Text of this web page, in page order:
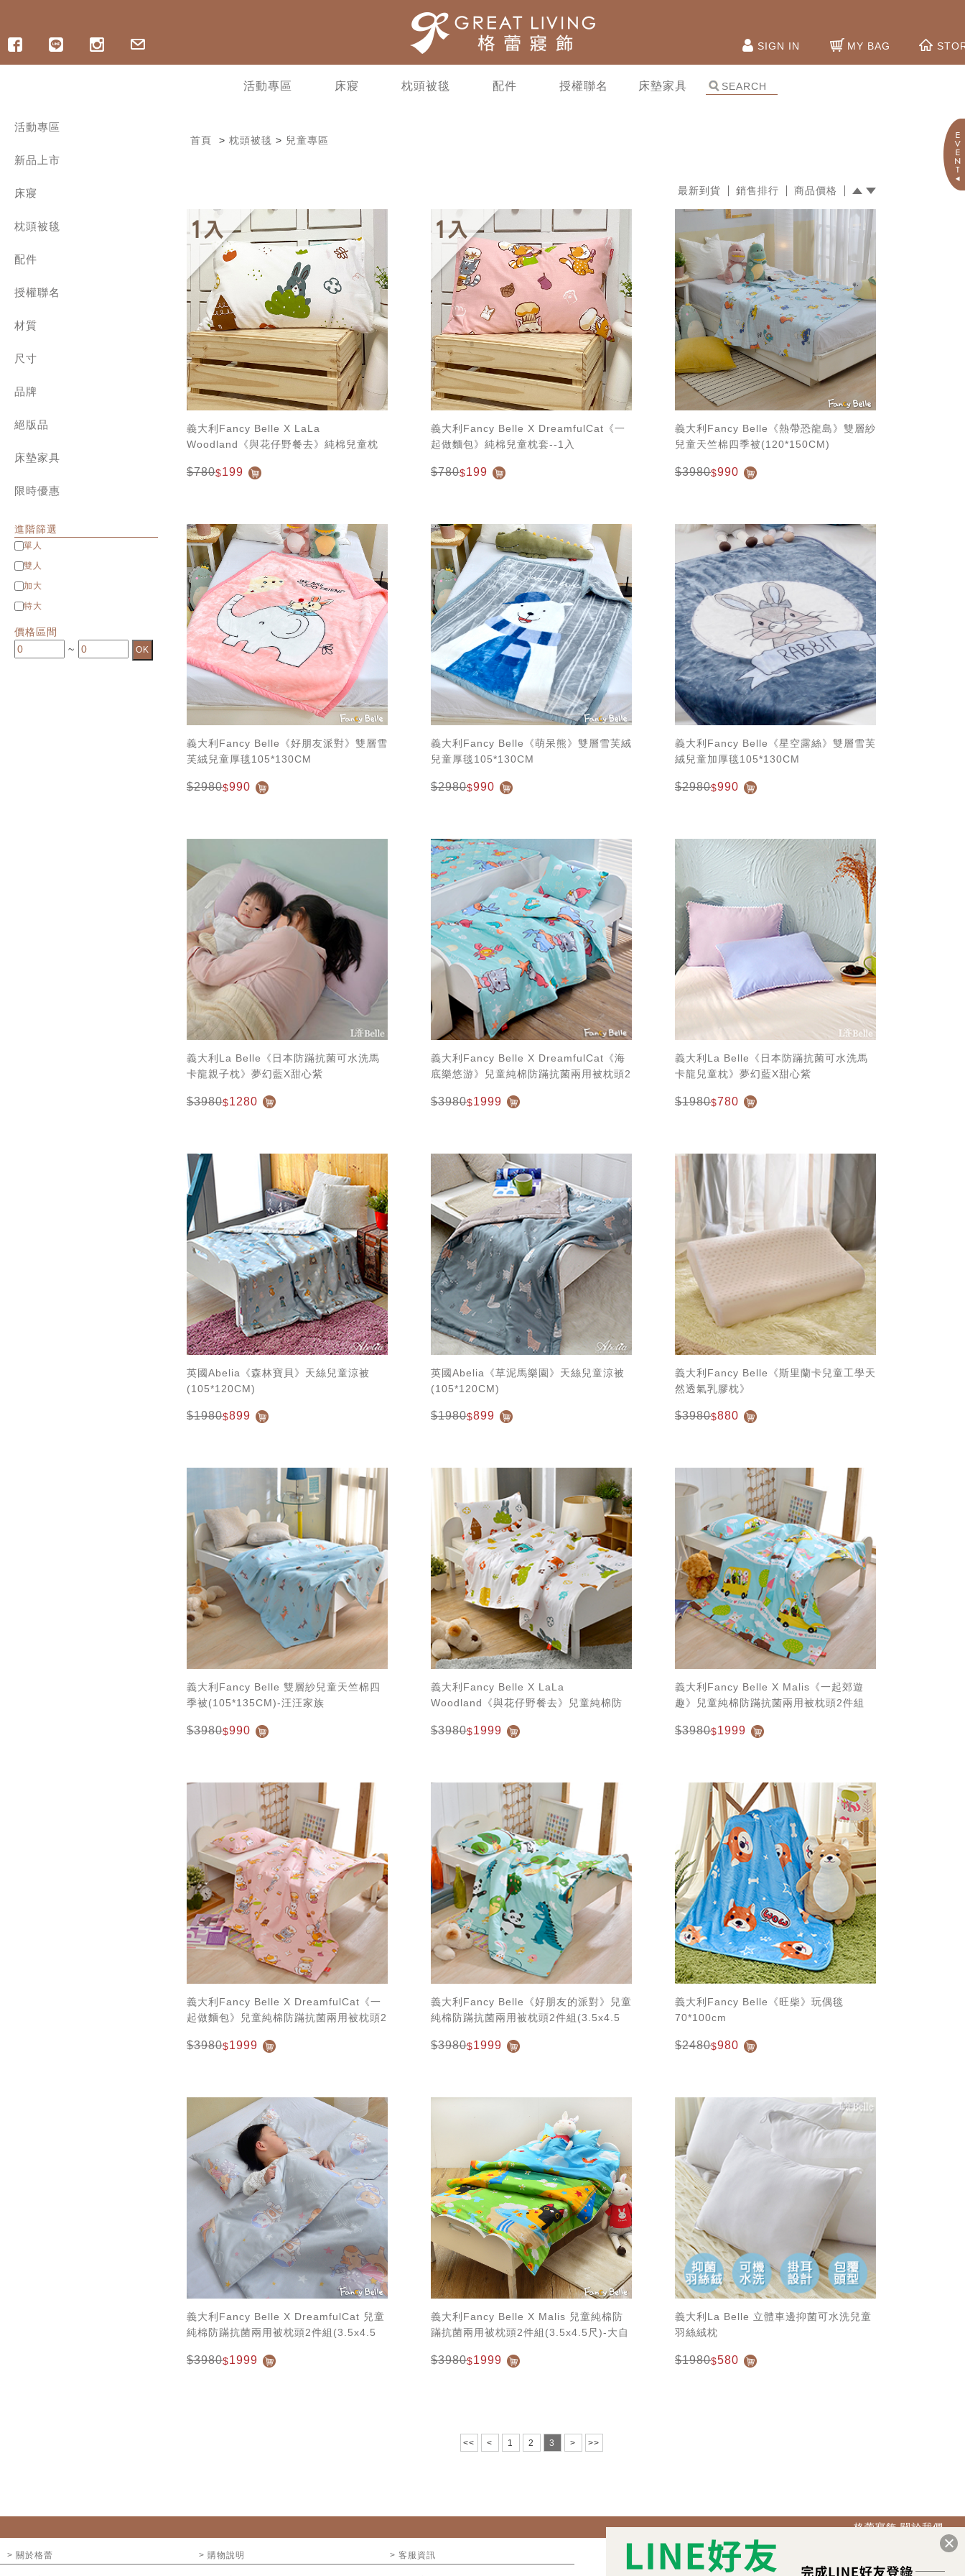
活動專區 床寢 枕頭被毯 配件 授權聯名 床墊家具
SIGN IN MY BAG
活動專區
寵爸好眠祭 | 純棉床組88折
︙軟式硅藻土地墊最低78折
︙指定涼感商品6折起，任2件折400
新品上市
床寢
300織精梳棉 | 雙層紗薄被套床組
涼感/海島棉床包枕套組
1000織匹馬棉 | 兩用被床包組
800織天絲 | 兩用被床包組
1000織天絲 | 兩用被床包組
純棉 | 簡約素色
雪雕 | 兩用被床包組
枕頭被毯
舒爽涼被
保暖冬被
兒童專區
配件
家飾配件
授權聯名
角落生物、拉拉熊
設計師系列
材質
長絨棉 ✿ Long staple cotton
水洗棉 ✿ Washed cotton
天絲 ✿ Tencel
雪芙絨 ✿ Flannel
立體雕花雪雕 ✿ 3D Flannel
尺寸
單人 Single
加大 Queen
特大包雙人被
品牌
義大利 Fancy Belle
英國 Abelia
絕版品
床墊家具
限時優惠
進階篩選
單人
雙人
加大
特大
價格區間
~
首頁 > 枕頭被毯 > 兒童專區
最新到貨 銷售排行 商品價格
義大利Fancy Belle X LaLa
Woodland《與花仔野餐去》純棉兒童枕
$780$199
義大利Fancy Belle X DreamfulCat《一
起做麵包》純棉兒童枕套--1入
$780$199
義大利Fancy Belle《熱帶恐龍島》雙層紗
兒童天竺棉四季被(120*150CM)
$3980$990
義大利Fancy Belle《好朋友派對》雙層雪
芙絨兒童厚毯105*130CM
$2980$990
義大利Fancy Belle《萌呆熊》雙層雪芙絨
兒童厚毯105*130CM
$2980$990
義大利Fancy Belle《星空露絲》雙層雪芙
絨兒童加厚毯105*130CM
$2980$990
義大利La Belle《日本防蹣抗菌可水洗馬
卡龍親子枕》夢幻藍X甜心紫
$3980$1280
義大利Fancy Belle X DreamfulCat《海
底樂悠游》兒童純棉防蹣抗菌兩用被枕頭2
$3980$1999
義大利La Belle《日本防蹣抗菌可水洗馬
卡龍兒童枕》夢幻藍X甜心紫
$1980$780
英國Abelia《森林寶貝》天絲兒童涼被
(105*120CM)
$1980$899
英國Abelia《草泥馬樂園》天絲兒童涼被
(105*120CM)
$1980$899
義大利Fancy Belle《斯里蘭卡兒童工學天
然透氣乳膠枕》
$3980$880
義大利Fancy Belle 雙層紗兒童天竺棉四
季被(105*135CM)-汪汪家族
$3980$990
義大利Fancy Belle X LaLa
Woodland《與花仔野餐去》兒童純棉防
$3980$1999
義大利Fancy Belle X Malis《一起郊遊
趣》兒童純棉防蹣抗菌兩用被枕頭2件組
$3980$1999
義大利Fancy Belle X DreamfulCat《一
起做麵包》兒童純棉防蹣抗菌兩用被枕頭2
$3980$1999
義大利Fancy Belle《好朋友的派對》兒童
純棉防蹣抗菌兩用被枕頭2件組(3.5x4.5
$3980$1999
義大利Fancy Belle《旺柴》玩偶毯
70*100cm
$2480$980
義大利Fancy Belle X DreamfulCat 兒童
純棉防蹣抗菌兩用被枕頭2件組(3.5x4.5
$3980$1999
義大利Fancy Belle X Malis 兒童純棉防
蹣抗菌兩用被枕頭2件組(3.5x4.5尺)-大自
$3980$1999
義大利La Belle 立體車邊抑菌可水洗兒童
羽絲絨枕
$1980$580
<< < 1 2 3 > >>
格蕾寢飾 關於我們
> 關於格蕾 > 購物說明 > 客服資訊 客服專線： (02)2267-2618